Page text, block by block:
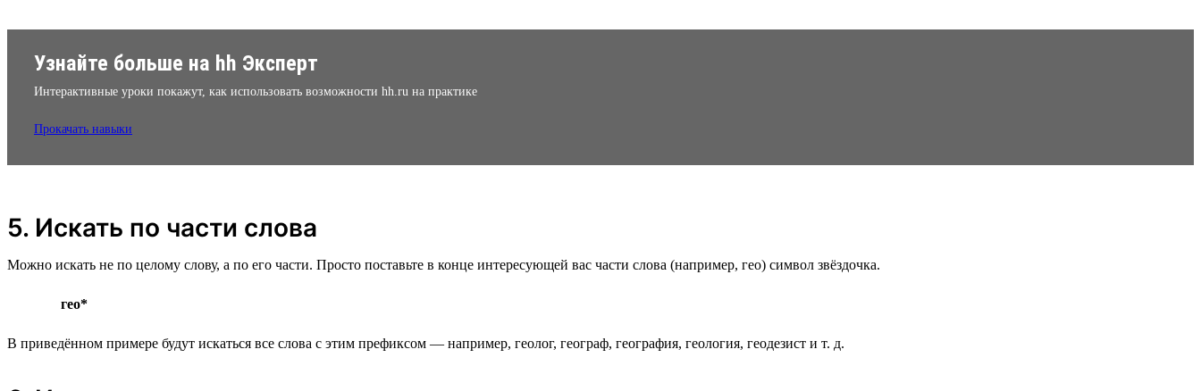
Узнайте больше на hh Эксперт
Интерактивные уроки покажут, как использовать возможности hh.ru на практике
Прокачать навыки
5. Искать по части слова
Можно искать не по целому слову, а по его части. Просто поставьте в конце интересующей вас части слова (например, гео) символ звёздочка.
гео*
В приведённом примере будут искаться все слова с этим префиксом — например, геолог, географ, география, геология, геодезист и т. д.